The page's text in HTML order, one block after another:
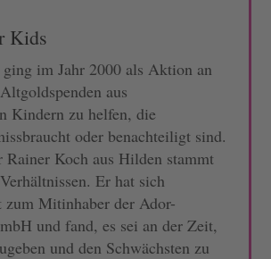
Kids
im Jahr 2000 als Aktion an
aus
Kindern zu helfen, die
oder benachteiligt sind.
Rainer Koch aus Hilden stammt
Er hat sich
zum Mitinhaber der Ador-
und fand, es sei an der Zeit,
und den Schwächsten zu